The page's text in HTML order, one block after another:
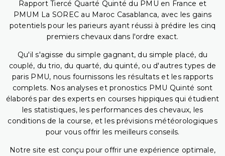
Rapport Tiercé Quarté Quinté du PMU en France et
PMUM La SOREC au Maroc Casablanca, avec les gains
potentiels pour les parieurs ayant réussi à prédire les cinq
premiers chevaux dans l'ordre exact.
Qu'il s'agisse du simple gagnant, du simple placé, du
couplé, du trio, du quarté, du quinté, ou d'autres types de
paris PMU, nous fournissons les résultats et les rapports
complets. Nos analyses et pronostics PMU Quinté sont
élaborés par des experts en courses hippiques qui étudient
les statistiques, les performances des chevaux, les
conditions de la course, et les prévisions météorologiques
pour vous offrir les meilleurs conseils.
Notre site est conçu pour offrir une expérience optimale,